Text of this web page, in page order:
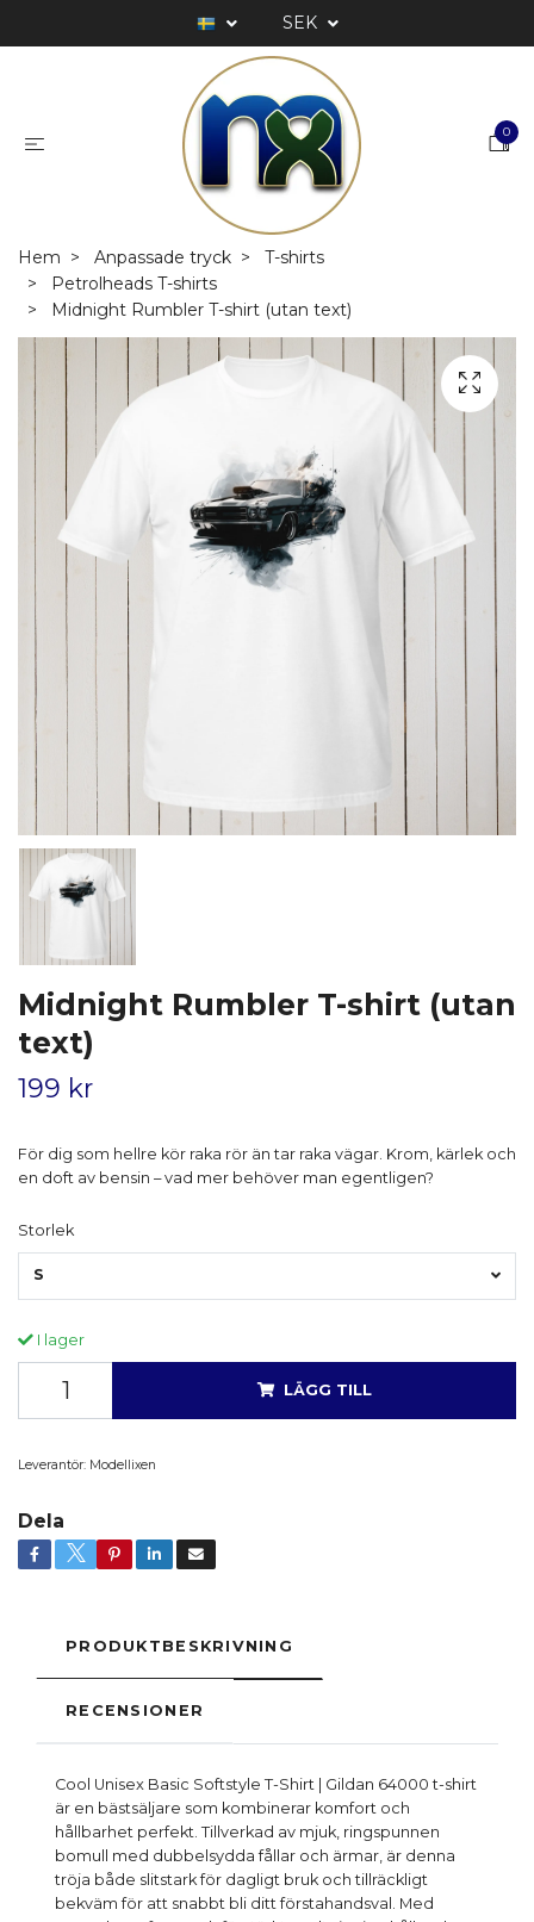
SEK
0
Hem Anpassade tryck
T-shirts
Petrolheads T-shirts
Midnight Rumbler T-shirt (utan text)
Midnight Rumbler T-shirt (utan
text)
199 kr
För dig som hellre kör raka rör än tar raka vägar. Krom, kärlek och
en doft av bensin – vad mer behöver man egentligen?
Storlek
S
I lager
LÄGG TILL
Leverantör: Modellixen
Dela
PRODUKTBESKRIVNING
RECENSIONER
Cool Unisex Basic Softstyle T-Shirt | Gildan 64000 t-shirt
är en bästsäljare som kombinerar komfort och
hållbarhet perfekt. Tillverkad av mjuk, ringspunnen
bomull med dubbelsydda fållar och ärmar, är denna
tröja både slitstark för dagligt bruk och tillräckligt
bekväm för att snabbt bli ditt förstahandsval. Med